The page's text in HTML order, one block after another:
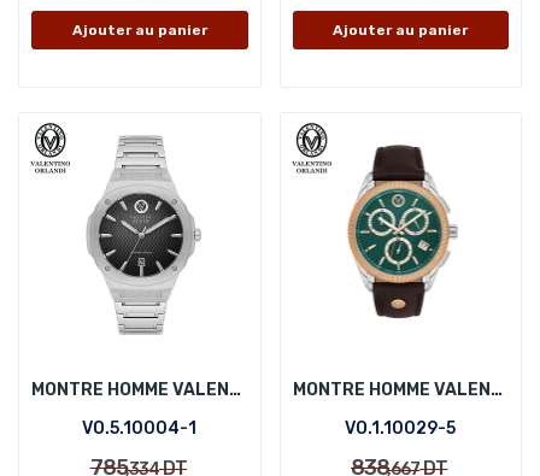
Ajouter au panier Ajouter au panier
MONTRE HOMME VALENTINO ORLANDI VO.5.10004-1
VO.5.10004-1
785,334DT
MONTRE HOMME VALENTINO ORLANDI VO.1.10029-5
VO.1.10029-5
838,667DT